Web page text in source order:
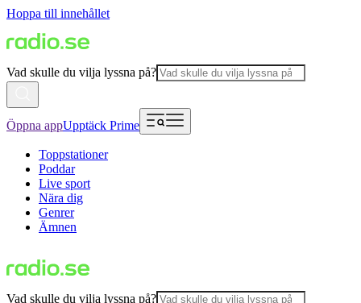
Hoppa till innehållet
Vad skulle du vilja lyssna på?
Öppna appUpptäck Prime
Toppstationer
Poddar
Live sport
Nära dig
Genrer
Ämnen
Vad skulle du vilja lyssna på?